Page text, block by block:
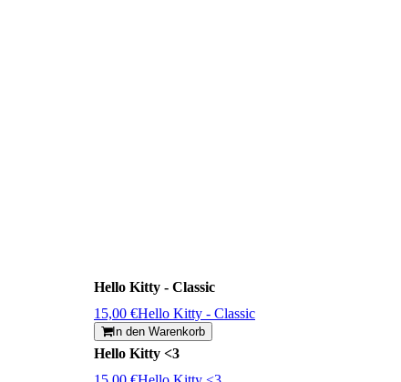
Hello Kitty - Classic
15,00 €Hello Kitty - Classic
In den Warenkorb
Hello Kitty <3